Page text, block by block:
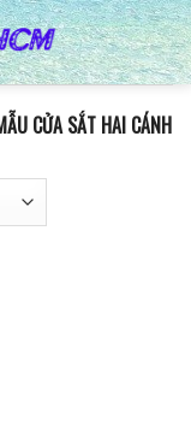
CỬA SẮT HAI CÁNH